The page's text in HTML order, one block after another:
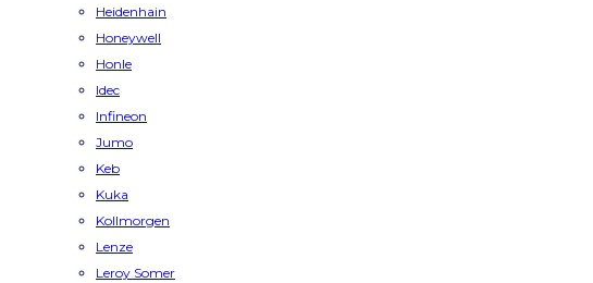
Heidenhain
Honeywell
Honle
Idec
Infineon
Jumo
Keb
Kuka
Kollmorgen
Lenze
Leroy Somer